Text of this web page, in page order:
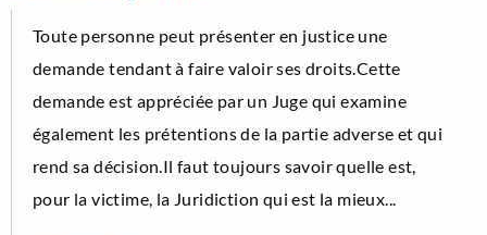
Toute personne peut présenter en justice une
demande tendant à faire valoir ses droits.Cette
demande est appréciée par un Juge qui examine
également les prétentions de la partie adverse et qui
rend sa décision.Il faut toujours savoir quelle est,
pour la victime, la Juridiction qui est la mieux...